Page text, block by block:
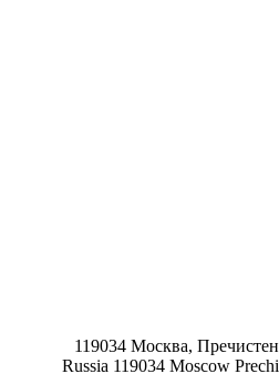
119034 Москва,
Russia 119034 Moscow